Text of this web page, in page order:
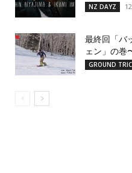
NZ DAYZ
最終回「バ
ェン」の巻
GROUND